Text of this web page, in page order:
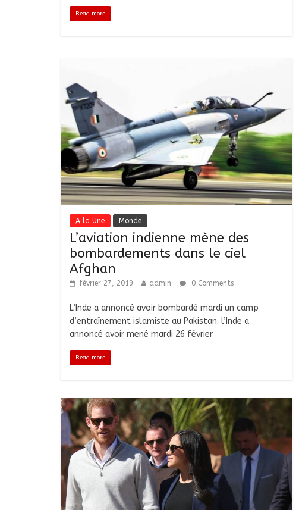
Read more
A la Une Monde
L’aviation indienne mène des
bombardements dans le ciel
Afghan
février 27, 2019 admin 0 Comments
L’Inde a annoncé avoir bombardé mardi un camp
d’entraînement islamiste au Pakistan. l’Inde a
annoncé avoir mené mardi 26 février
Read more